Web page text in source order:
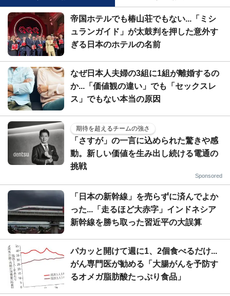
帝国ホテルでも椿山荘でもない...「ミシ
ュランガイド」が太鼓判を押した意外す
ぎる日本のホテルの名前
なぜ日本人夫婦の3組に1組が離婚するの
か...「価値観の違い」でも「セックスレ
ス」でもない本当の原因
期待を超えるチームの強さ
「さすが」の一言に込められた驚きや感
動。新しい価値を生み出し続ける電通の
挑戦
Sponsored
「日本の新幹線」を売らずに済んでよか
った...「走るほど大赤字」インドネシア
新幹線を勝ち取った習近平の大誤算
パカッと開けて週に1、2個食べるだけ...
がん専門医が勧める「大腸がんを予防す
るオメガ脂肪酸たっぷり食品」